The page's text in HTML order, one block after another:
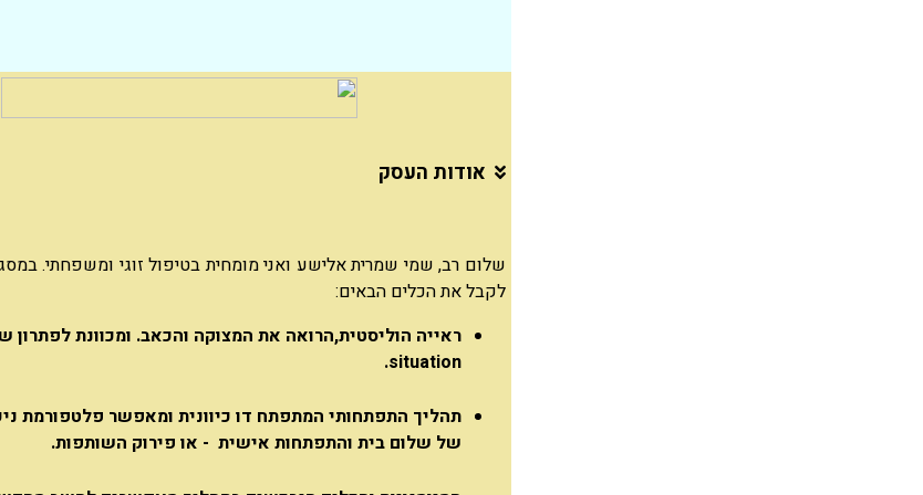
אודות העסק
שלום רב, שמי שמרית אלישע ואני מומחית בטיפול זוגי ומשפחתי.
לקבל את הכלים הבאים:
situation.
תהליך התפתחותי המתפתח דו כיוונית ומאפשר פלטפורמת
של שלום בית והתפתחות אישית - או פירוק השותפות.